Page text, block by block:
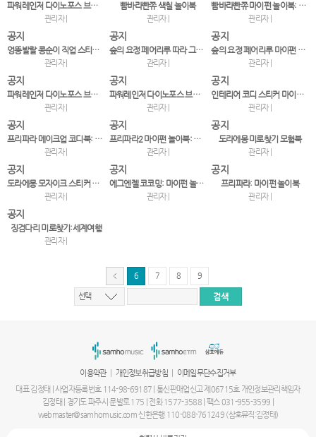
파워레인저 다이노포스 브레이브 스티커 놀이 ㄱㄴㄷ
관리자 |
빰바라빤쮸 색칠 놀이북
관리자 |
빰바라빤쮸 마이펀 놀이북: 스티커&색칠
관리자 |
공지
엉뚱발랄 콩순이 직업 스티커북 무슨 일을 하나요? 우리…
관리자 |
공지
숲의 요정 페어리루 따라 그리기 색칠북
관리자 |
공지
숲의 요정 페어리루 마이펀 놀이북
관리자 |
공지
파워레인저 다이노포스 브레이브 스티커 놀이 123
관리자 |
공지
파워레인저 다이노포스 브레이브 마이펀 놀이북: 스티커 …
관리자 |
공지
인테리어 코디 스티커 마이홈 코디북: 붙였다 떼었다!
관리자 |
공지
프리파라 메이크업 코디북: 라라&소피 붙였다 떼었다!
관리자 |
공지
프리파라2 마이펀 놀이북: 아이돌 도감
관리자 |
공지
도라에몽 미로찾기 모험북
관리자 |
공지
도라에몽 모자이크 스티커 놀이북
관리자 |
공지
에그엔젤 코코밍: 마이펀 놀이북
관리자 |
공지
프리파라: 마이펀 놀이북
관리자 |
공지
징검다리 미로찾기:세계여행
관리자 |
6 7 8 9
선택
이용약관 개인정보취급방침
이메일무단수집거부
대표 김정태 | 사업자등록번호 114-98-69187 | 통신판매업신고 제06715호 개인정보관리책임자
김정태 | 경기도 파주시 문발로 175 | 전화 1577-3588 | 팩스 031-955-3599 |
webmaster@samhomusic.com 신한은행 110-088-761249 (삼호뮤직:김정태)